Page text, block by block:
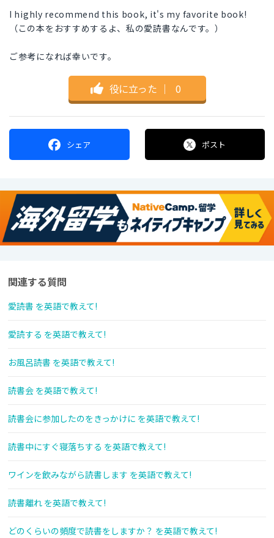
I highly recommend this book, it's my favorite book!
（この本をおすすめするよ、私の愛読書なんです。）
ご参考になれば幸いです。
役に立った ｜ 0
シェア ポスト
関連する質問
愛読書 を英語で教えて!
愛読する を英語で教えて!
お風呂読書 を英語で教えて!
読書会 を英語で教えて!
読書会に参加したのをきっかけに を英語で教えて!
読書中にすぐ寝落ちする を英語で教えて!
ワインを飲みながら読書します を英語で教えて!
読書離れ を英語で教えて!
どのくらいの頻度で読書をしますか？ を英語で教えて!